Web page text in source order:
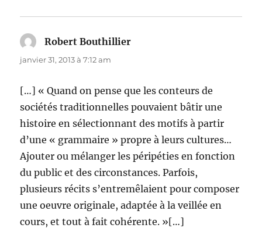
Robert Bouthillier
janvier 31, 2013 à 7:12 am
[…] « Quand on pense que les conteurs de
sociétés traditionnelles pouvaient bâtir une
histoire en sélectionnant des motifs à partir
d’une « grammaire » propre à leurs cultures…
Ajouter ou mélanger les péripéties en fonction
du public et des circonstances. Parfois,
plusieurs récits s’entremêlaient pour composer
une oeuvre originale, adaptée à la veillée en
cours, et tout à fait cohérente. »[…]